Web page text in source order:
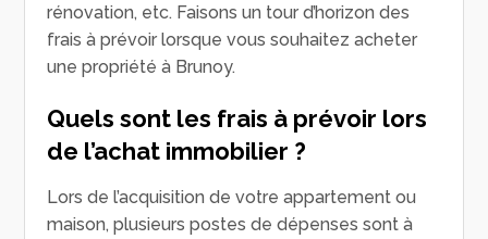
rénovation, etc. Faisons un tour d’horizon des
frais à prévoir lorsque vous souhaitez acheter
une propriété à Brunoy.
Quels sont les frais à prévoir lors
de l’achat immobilier ?
Lors de l’acquisition de votre appartement ou
maison, plusieurs postes de dépenses sont à